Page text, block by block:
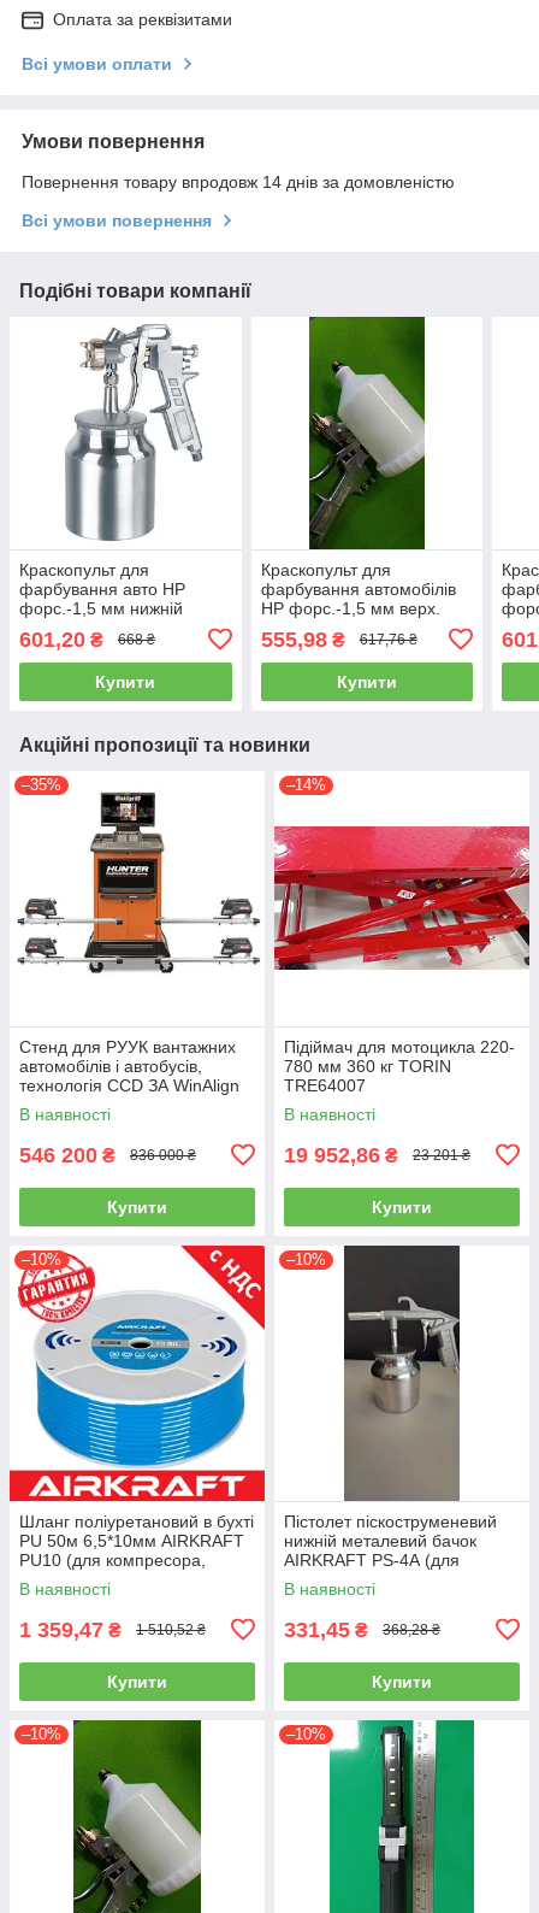
Оплата за реквізитами
Всі умови оплати
Умови повернення
Повернення товару впродовж 14 днів за домовленістю
Всі умови повернення
Подібні товари компанії
Краскопульт для
фарбування авто HP
форс.-1,5 мм нижній
металевий бачок, діаметр
AUARITA S-990S-1.5
601,20 ₴ 668 ₴
Купити
Краскопульт для
фарбування автомобілів
HP форс.-1,5 мм верх.
пласт. бачок AUARITA S-
990P-1.8
555,98₴ 617,76 ₴
Купити
Акційні пропозиції та новинки
–35%
Стенд для РУУК вантажних
автомобілів і автобусів,
технологія CCD ЗА WinAlign
HUNTER WA510E-DSP740T
В наявності
546 200 ₴ 836 000 ₴
Купити
–14%
Підіймач для мотоцикла 220-
780 мм 360 кг TORIN
TRE64007
В наявності
19 952,86 ₴ 23 201 ₴
Купити
–10%
Шланг поліуретановий в бухті
PU 50м 6,5*10мм AIRKRAFT
PU10 (для компресора,
пневматичний, повітряний)
В наявності
1 359,47 ₴ 1 510,52 ₴
Купити
–10%
Пістолет піскоструменевий
нижній металевий бачок
AIRKRAFT PS-4А (для
розпилення, нагнітання,
пневмопістолет)
В наявності
331,45 ₴ 368,28 ₴
Купити
–10% –10%